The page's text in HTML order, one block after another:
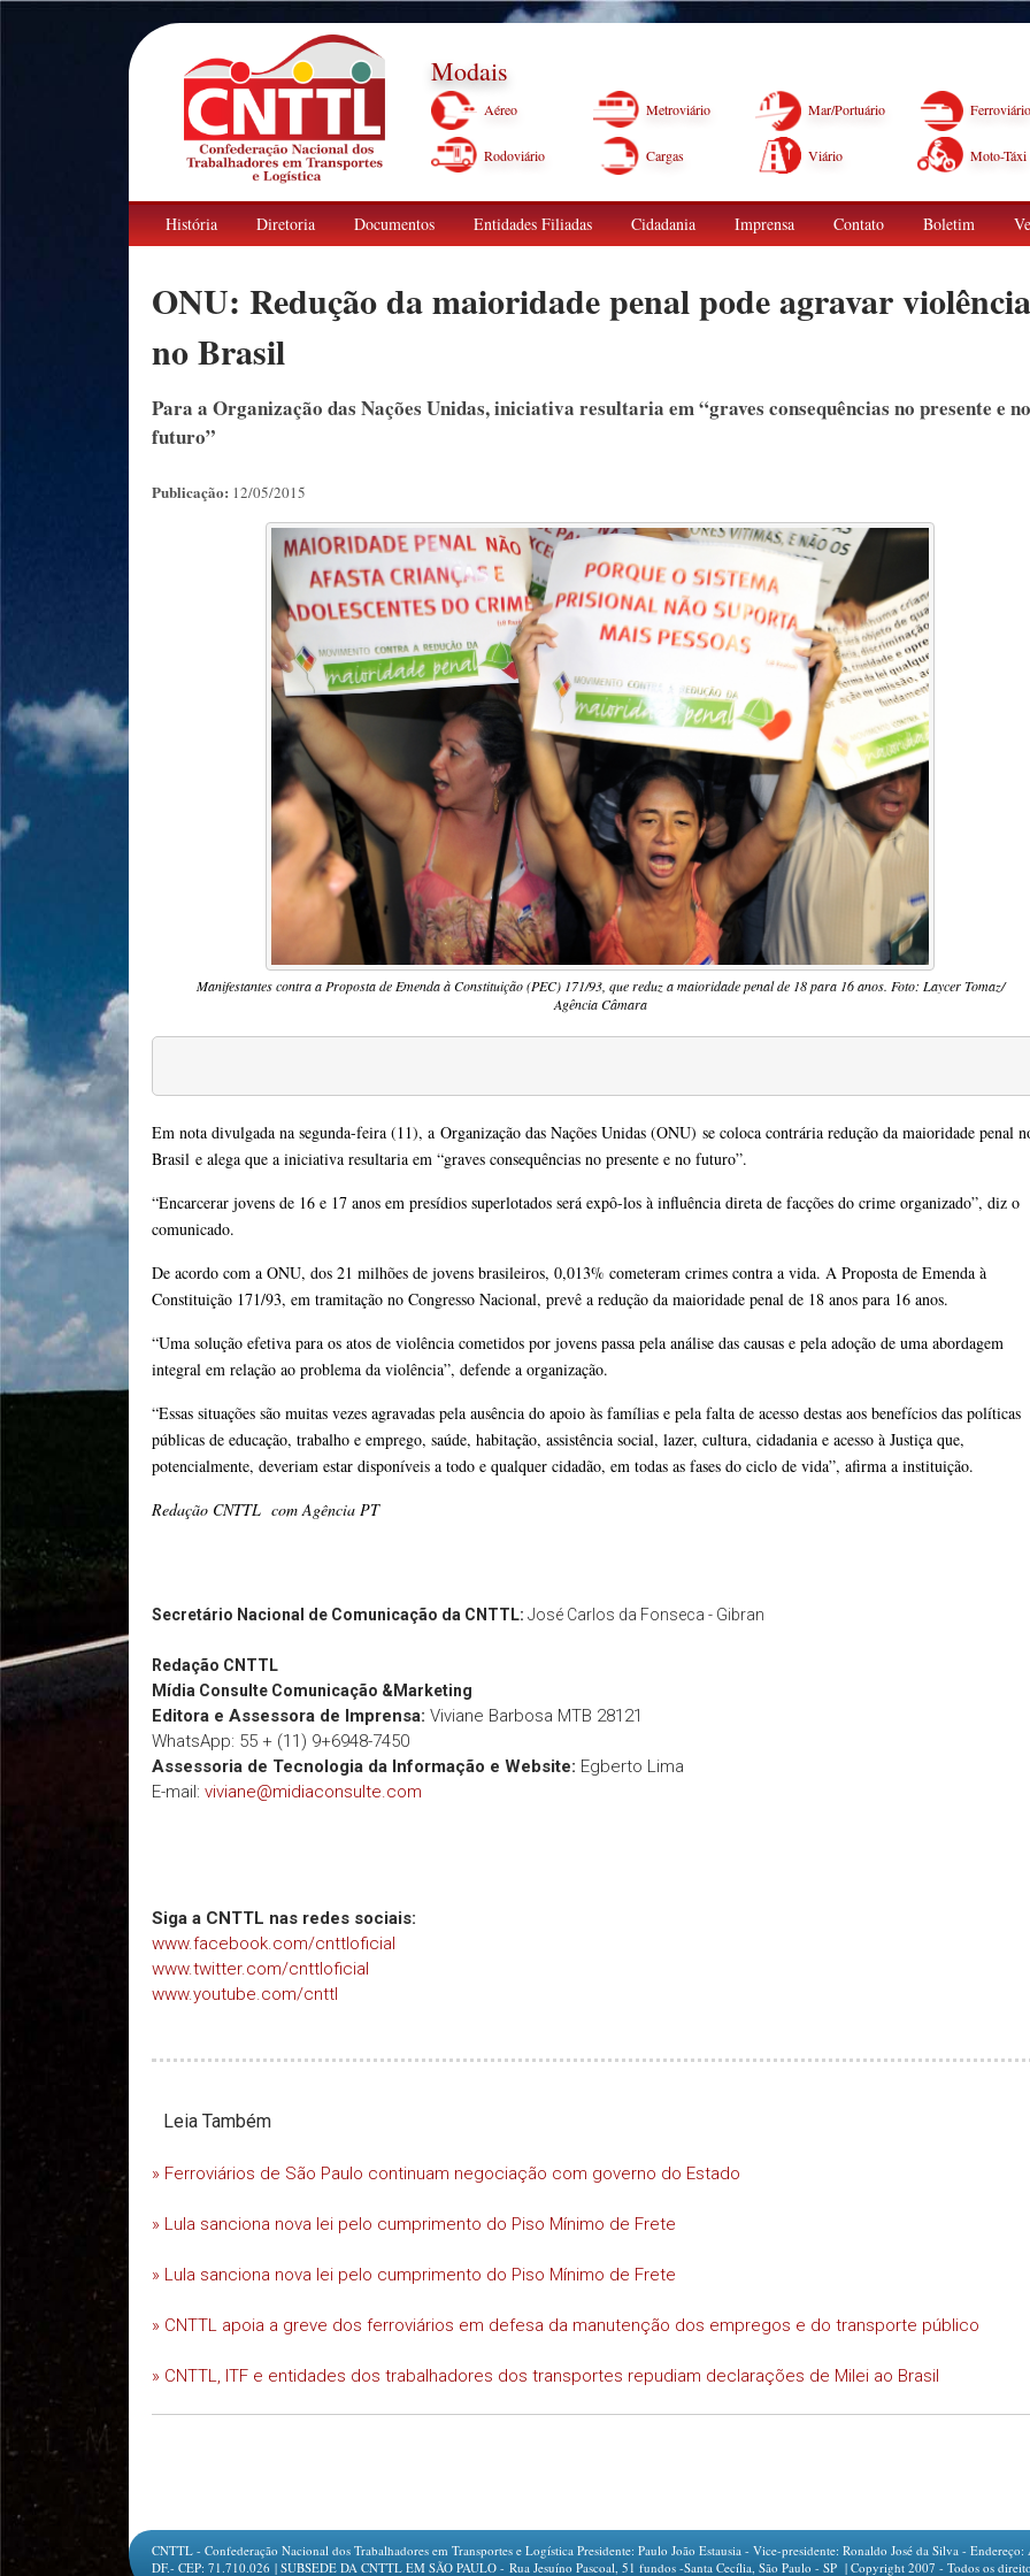
Modais
Aéreo Metroviário Mar/Portuário Ferroviário
Rodoviário Cargas Viário Moto-Táxi
História Diretoria Documentos Entidades Filiadas Cidadania Imprensa Contato Boletim
ONU: Redução da maioridade penal pode agravar violência
no Brasil
Para a Organização das Nações Unidas, iniciativa resultaria em “graves consequências no presente e no
futuro”
Publicação: 12/05/2015
Manifestantes contra a Proposta de Emenda à Constituição (PEC) 171/93, que reduz a maioridade penal de 18 para 16 anos. Foto: Laycer Tomaz/
Agência Câmara
Em nota divulgada na segunda-feira (11), a Organização das Nações Unidas (ONU) se coloca contrária redução da maioridade penal
Brasil e alega que a iniciativa resultaria em “graves consequências no presente e no futuro”.
“Encarcerar jovens de 16 e 17 anos em presídios superlotados será expô-los à influência direta de facções do crime organizado”, diz o
comunicado.
De acordo com a ONU, dos 21 milhões de jovens brasileiros, 0,013% cometeram crimes contra a vida. A Proposta de Emenda à
Constituição 171/93, em tramitação no Congresso Nacional, prevê a redução da maioridade penal de 18 anos para 16 anos.
“Uma solução efetiva para os atos de violência cometidos por jovens passa pela análise das causas e pela adoção de uma abordagem
integral em relação ao problema da violência”, defende a organização.
“Essas situações são muitas vezes agravadas pela ausência do apoio às famílias e pela falta de acesso destas aos benefícios das políticas
públicas de educação, trabalho e emprego, saúde, habitação, assistência social, lazer, cultura, cidadania e acesso à Justiça que,
potencialmente, deveriam estar disponíveis a todo e qualquer cidadão, em todas as fases do ciclo de vida”, afirma a instituição.
Redação CNTTL com Agência PT
Secretário Nacional de Comunicação da CNTTL: José Carlos da Fonseca - Gibran
Redação CNTTL
Mídia Consulte Comunicação &Marketing
Editora e Assessora de Imprensa: Viviane Barbosa MTB 28121
WhatsApp: 55 + (11) 9+6948-7450
Assessoria de Tecnologia da Informação e Website: Egberto Lima
E-mail: viviane@midiaconsulte.com
Siga a CNTTL nas redes sociais:
www.facebook.com/cnttloficial
www.twitter.com/cnttloficial
www.youtube.com/cnttl
Leia Também
» Ferroviários de São Paulo continuam negociação com governo do Estado
» Lula sanciona nova lei pelo cumprimento do Piso Mínimo de Frete
» Lula sanciona nova lei pelo cumprimento do Piso Mínimo de Frete
» CNTTL apoia a greve dos ferroviários em defesa da manutenção dos empregos e do transporte público
» CNTTL, ITF e entidades dos trabalhadores dos transportes repudiam declarações de Milei ao Brasil
CNTTL - Confederação Nacional dos Trabalhadores em Transportes e Logística Presidente: Paulo João Estausia - Vice-presidente: Ronaldo José da Silva -
DF.- CEP: 71.710.026 | SUBSEDE DA CNTTL EM SÃO PAULO - Rua Jesuíno Pascoal, 51 fundos -Santa Cecília, São Paulo - SP | Copyright 2007 - Todos os